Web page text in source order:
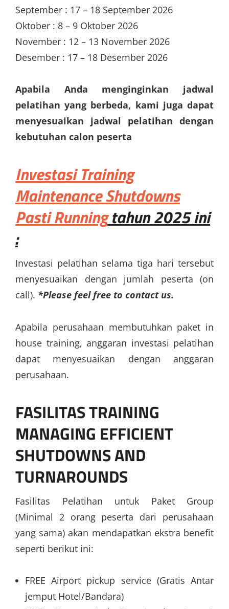
September : 17 – 18 September 2026
Oktober : 8 – 9 Oktober 2026
November : 12 – 13 November 2026
Desember : 17 – 18 Desember 2026
Apabila Anda menginginkan jadwal
pelatihan yang berbeda, kami juga dapat
menyesuaikan jadwal pelatihan dengan
kebutuhan calon peserta
Investasi Training
Maintenance Shutdowns
Pasti Running tahun 2025 ini
:
Investasi pelatihan selama tiga hari tersebut
menyesuaikan dengan jumlah peserta (on
call). *Please feel free to contact us.
Apabila perusahaan membutuhkan paket in
house training, anggaran investasi pelatihan
dapat menyesuaikan dengan anggaran
perusahaan.
FASILITASTRAINING
MANAGING EFFICIENT
SHUTDOWNS AND
TURNAROUNDS
Fasilitas Pelatihan untuk Paket Group
(Minimal 2 orang peserta dari perusahaan
yang sama) akan mendapatkan ekstra benefit
seperti berikut ini:
FREE Airport pickup service (Gratis Antar
jemput Hotel/Bandara)